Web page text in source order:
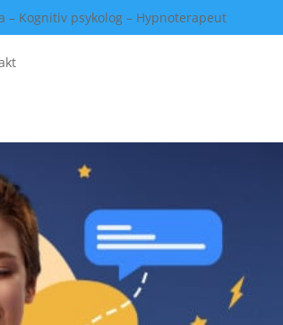
– Kognitiv psykolog – Hypnoterapeut